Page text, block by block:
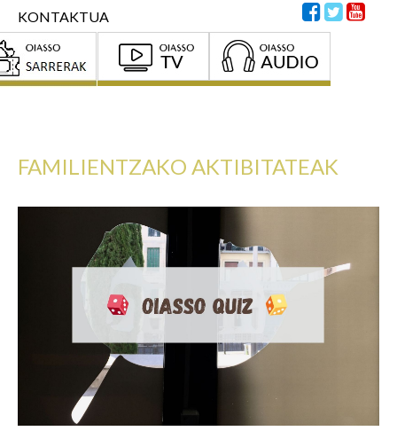
KONTAKTUA
FAMILIENTZAKO AKTIBITATEAK